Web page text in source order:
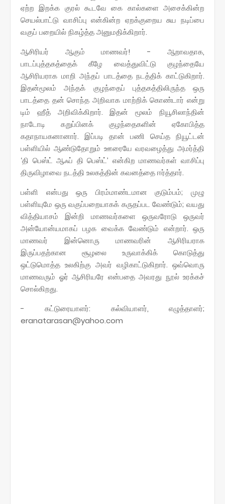
ஏற்ற இறக்க குரல் கூடவே கை கால்களை அசைக்கின்ற
செயல்பாட்டு வாசிப்பு என்கின்ற ஏறக்குறைய சுய நடிப்பை
வகுப் பறையில் நிகழ்த்த அனுமதிக்கிறார்.
ஆசிரியர் ஆகும் மாணவர்! - ஆறாவதாக,
பாடப்புத்தகத்தைக் கீழே வைத்துவிட்டு குழந்தையே
ஆசிரியராக மாறி அந்தப் பாடத்தை நடத்திக் காட்டுகிறார்.
இதன்மூலம் அந்தக் குழந்தைப் புத்தகத்திலிருந்த ஒரு
பாடத்தை தன் சொந்த அறிவாக மாற்றிக் கொண்டார் என்று
டிம் ஹீத் அறிவிக்கிறார். இதன் மூலம் நியூசிலாந்தின்
நாடோடி கறுப்பினக் குழந்தைகளின் ஏகோபித்த
கதாநாயகனானார். இப்படி தான் பணி செய்த நியூட்டன்
பள்ளியில் ஆண்டுதோறும் ஊரையே வரவழைத்து அமர்த்தி
‘தி பெஸ்ட் ஆஃப் தி பெஸ்ட்’ என்கிற மாணவர்கள் வாசிப்பு
திருவிழாவை நடத்தி உலகத்தின் கவனத்தை ஈர்த்தார்.
பள்ளி என்பது ஒரு பிரம்மாண்டமான குடும்பம்; முழு
பள்ளியுமே ஒரு வகுப்பறையாகக் கருதப்பட வேண்டும்; வயது
வித்தியாசம் இன்றி மாணவர்களை ஒருவரோடு ஒருவர்
அன்யோன்யமாகப் பழக வைக்க வேண்டும் என்றார். ஒரு
மாணவர் இன்னொரு மாணவரின் ஆசிரியராக
இருப்பதற்கான சூழலை உருவாக்கிக் கொடுத்து
ஒட்டுமொத்த உலகிற்கு அவர் வழிகாட்டுகிறார். ஒவ்வொரு
மாணவரும் ஓர் ஆசிரியரே என்பதை அவரது நூல் உரக்கச்
சொல்கிறது.
- கட்டுரையாளர்: கல்வியாளர், எழுத்தாளர்;
eranatarasan@yahoo.com